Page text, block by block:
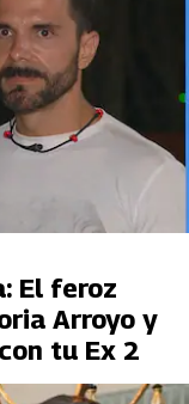
El feroz
Arroyo y
tu Ex 2